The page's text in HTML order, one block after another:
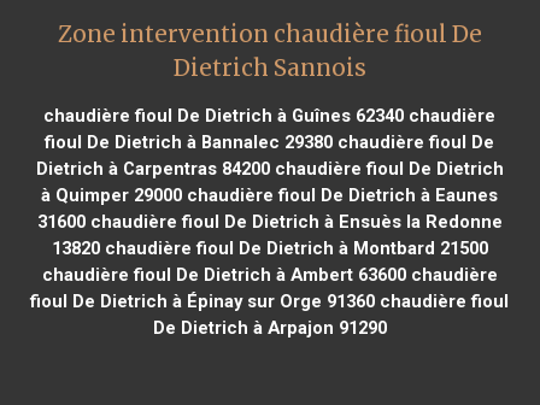
Zone intervention chaudière fioul De
Dietrich Sannois
chaudière fioul De Dietrich à Guînes 62340 chaudière
fioul De Dietrich à Bannalec 29380 chaudière fioul De
Dietrich à Carpentras 84200chaudière fioul De Dietrich
à Quimper 29000 chaudière fioul De Dietrich à Eaunes
31600chaudière fioul De Dietrich à Ensuès la Redonne
13820chaudière fioul De Dietrich à Montbard 21500
chaudière fioul De Dietrich à Ambert 63600chaudière
fioul De Dietrich à Épinay sur Orge 91360 chaudière fioul
De Dietrich à Arpajon 91290